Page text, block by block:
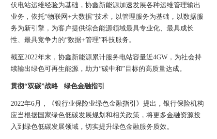
伏电站运维经验为基础，协鑫新能源加速发展各种运维管理输出
业务，依托“物联网+大数据”技术，以管理服务为基础，以数据服
务为新引擎，为客户提供综合能源领域最具专业化、最具成长
性、最具竞争力的“数据+管理”科技服务。
截至2022年末，协鑫新能源累计服务电站容量近4GW，为社会持
续输出绿色可再生能源，助力“碳中和”目标的高质量达成。
贯彻“双碳”战略 绿色金融指引
2022年6月，《银行业保险业绿色金融指引》提出，银行保险机构
应当根据国家绿色低碳发展规划和相关政策，将更多金融资源投
入到绿色低碳发展领域，切实提升绿色金融服务质效。